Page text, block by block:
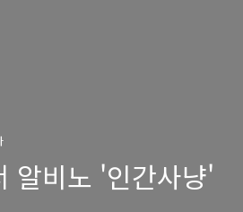
알비노 '인간사냥'